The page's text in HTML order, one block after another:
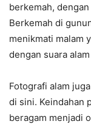
berkemah,
Berkemah di
menikmati malam
dengan suara
Fotografi alam
di sini. Keindahan
beragam menjadi